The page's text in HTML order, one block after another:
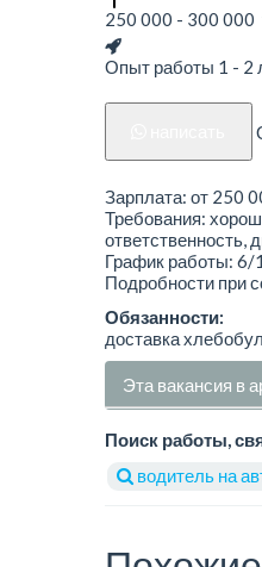
250 000 - 300 000
Опыт работы 1 - 2
Зарплата: от 250
Требования:
ответственность,
График работы: 6/
Подробности при
Обязанности:
доставка
Эта вакансия в
Поиск работы,
водитель на